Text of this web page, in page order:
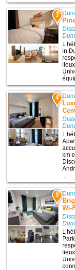
3
in
4
km
...
5
Wi-